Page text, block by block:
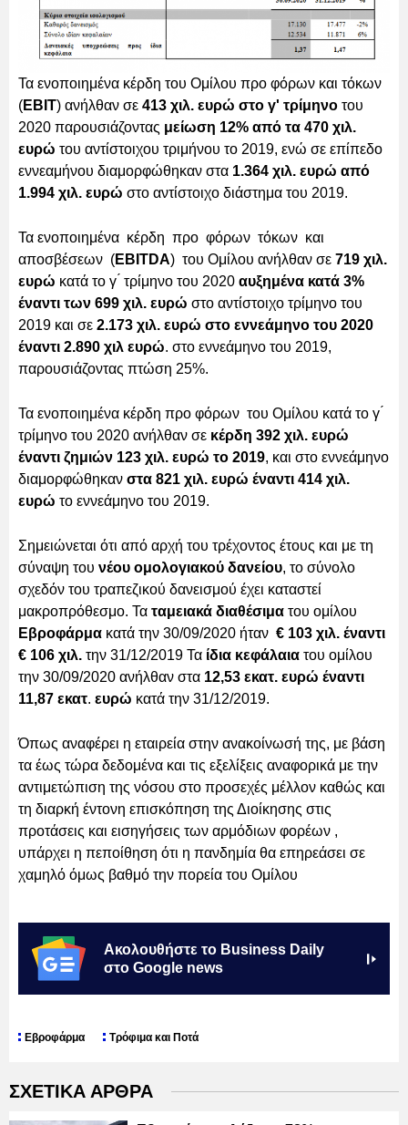
Τα ενοποιημένα κέρδη του Ομίλου προ φόρων και τόκων
(EBIT) ανήλθαν σε 413 χιλ. ευρώ στο γ' τρίμηνο του
2020 παρουσιάζοντας μείωση 12% από τα 470 χιλ.
ευρώ του αντίστοιχου τριμήνου το 2019, ενώ σε επίπεδο
εννεαμήνου διαμορφώθηκαν στα 1.364 χιλ. ευρώ από
1.994 χιλ. ευρώ στο αντίστοιχο διάστημα του 2019.
Τα ενοποιημένα κέρδη προ φόρων τόκων και
αποσβέσεων (EBITDA) του Ομίλου ανήλθαν σε 719 χιλ.
ευρώ κατά το γ ́ τρίμηνο του 2020 αυξημένα κατά 3%
έναντι των 699 χιλ. ευρώ στο αντίστοιχο τρίμηνο του
2019 και σε 2.173 χιλ. ευρώ στο εννεάμηνο του 2020
έναντι 2.890 χιλ ευρώ. στο εννεάμηνο του 2019,
παρουσιάζοντας πτώση 25%.
Τα ενοποιημένα κέρδη προ φόρων του Ομίλου κατά το γ ́
τρίμηνο του 2020 ανήλθαν σε κέρδη 392 χιλ. ευρώ
έναντι ζημιών 123 χιλ. ευρώ το 2019, και στο εννεάμηνο
διαμορφώθηκαν στα 821 χιλ. ευρώ έναντι 414 χιλ.
ευρώ το εννεάμηνο του 2019.
Σημειώνεται ότι από αρχή του τρέχοντος έτους και με τη
σύναψη του νέου ομολογιακού δανείου, το σύνολο
σχεδόν του τραπεζικού δανεισμού έχει καταστεί
μακροπρόθεσμο. Τα ταμειακά διαθέσιμα του ομίλου
Εβροφάρμα κατά την 30/09/2020 ήταν € 103 χιλ. έναντι
€ 106 χιλ. την 31/12/2019 Τα ίδια κεφάλαια του ομίλου
την 30/09/2020 ανήλθαν στα 12,53 εκατ. ευρώ έναντι
11,87 εκατ. ευρώ κατά την 31/12/2019.
Όπως αναφέρει η εταιρεία στην ανακοίνωσή της, με βάση
τα έως τώρα δεδομένα και τις εξελίξεις αναφορικά με την
αντιμετώπιση της νόσου στο προσεχές μέλλον καθώς και
τη διαρκή έντονη επισκόπηση της Διοίκησης στις
προτάσεις και εισηγήσεις των αρμόδιων φορέων ,
υπάρχει η πεποίθηση ότι η πανδημία θα επηρεάσει σε
χαμηλό όμως βαθμό την πορεία του Ομίλου
Ακολουθήστε το Business Daily
στο Google news
Εβροφάρμα Τρόφιμα και Ποτά
ΣΧΕΤΙΚΑ ΑΡΘΡΑ